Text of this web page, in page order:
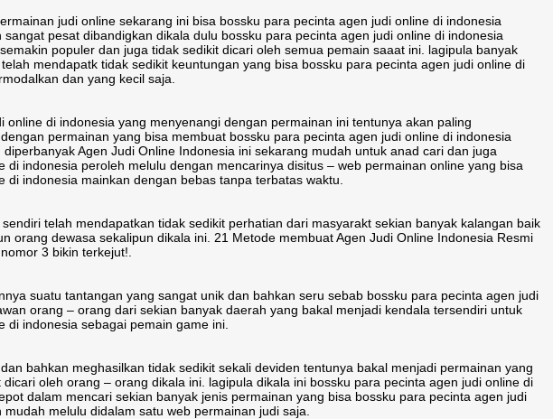
judi online sekarang ini bisa bossku para pecinta agen judi online di indonesia
pesat dibandigkan dikala dulu bossku para pecinta agen judi online di indonesia
populer dan juga tidak sedikit dicari oleh semua pemain saaat ini. lagipula banyak
mendapatk tidak sedikit keuntungan yang bisa bossku para pecinta agen judi online di
dan yang kecil saja.
online di indonesia yang menyenangi dengan permainan ini tentunya akan paling
permainan yang bisa membuat bossku para pecinta agen judi online di indonesia
Agen Judi Online Indonesia ini sekarang mudah untuk anad cari dan juga
di indonesia peroleh melulu dengan mencarinya disitus – web permainan online yang bisa
di indonesia mainkan dengan bebas tanpa terbatas waktu.
telah mendapatkan tidak sedikit perhatian dari masyarakt sekian banyak kalangan baik
orang dewasa sekalipun dikala ini. 21 Metode membuat Agen Judi Online Indonesia Resmi
3 bikin terkejut!.
suatu tantangan yang sangat unik dan bahkan seru sebab bossku para pecinta agen judi
orang – orang dari sekian banyak daerah yang bakal menjadi kendala tersendiri untuk
di indonesia sebagai pemain game ini.
bahkan meghasilkan tidak sedikit sekali deviden tentunya bakal menjadi permainan yang
oleh orang – orang dikala ini. lagipula dikala ini bossku para pecinta agen judi online di
dalam mencari sekian banyak jenis permainan yang bisa bossku para pecinta agen judi
melulu didalam satu web permainan judi saja.